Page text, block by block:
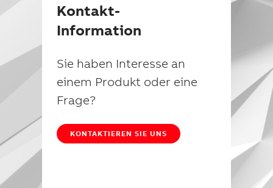
Kontakt-
Information
Sie haben Interesse an
einem Produkt oder eine
Frage?
KONTAKTIEREN SIE UNS